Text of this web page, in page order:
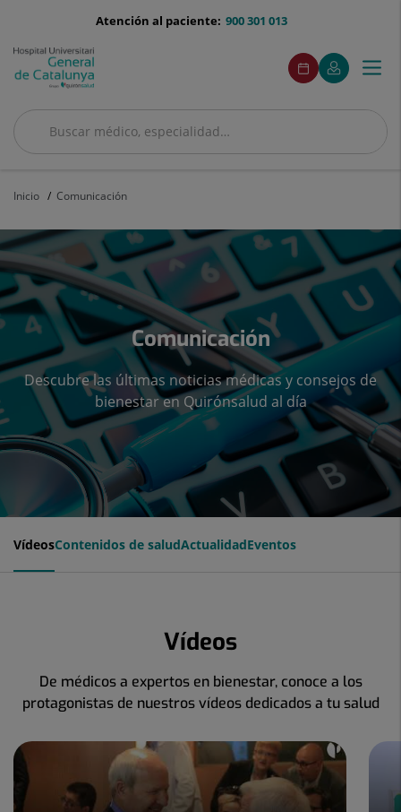
menu-
900 301 013
Atención al paciente:
Buscar
Buscar
menuAcceso
Pedir
cita
Este
enlace
se
en
Mi
Quirónsalud
Este
enlace
se
en
ventana
Menú
Inicio Comunicación
Comunicación
Descubre las últimas noticias médicas y consejos de
bienestar en Quirónsalud al día
VídeosContenidos de saludActualidadEventos
Vídeos
De médicos a expertos en bienestar, conoce a los
protagonistas de nuestros vídeos dedicados a tu salud
Número
de
diapositivas:
4